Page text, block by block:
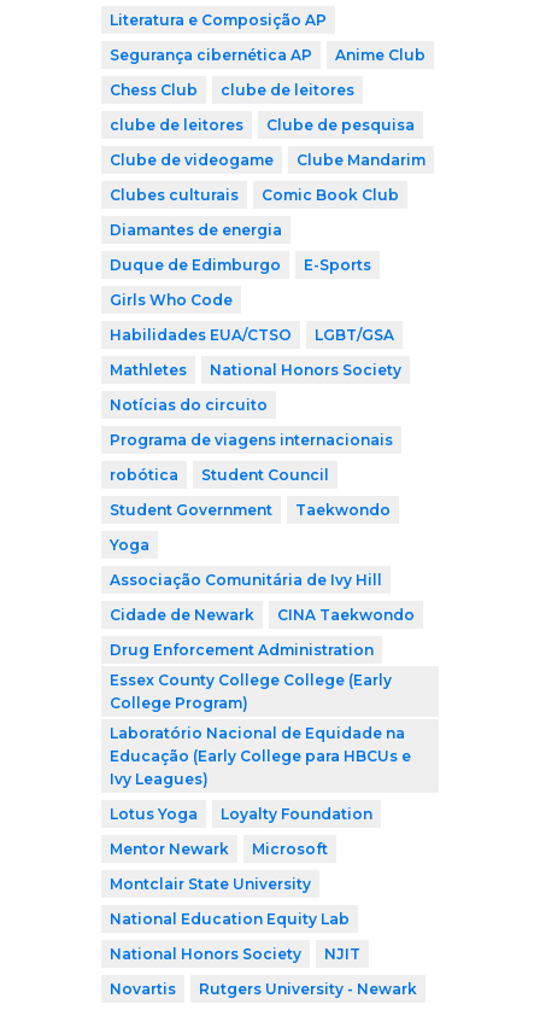
Literatura e Composição AP
Segurança cibernética AP
Anime Club
Chess Club
clube de leitores
clube de leitores
Clube de pesquisa
Clube de videogame
Clube Mandarim
Clubes culturais
Comic Book Club
Diamantes de energia
Duque de Edimburgo
E-Sports
Girls Who Code
Habilidades EUA/CTSO
LGBT/GSA
Mathletes
National Honors Society
Notícias do circuito
Programa de viagens internacionais
robótica
Student Council
Student Government
Taekwondo
Yoga
Associação Comunitária de Ivy Hill
Cidade de Newark
CINA Taekwondo
Drug Enforcement Administration
Essex County College College (Early
College Program)
Laboratório Nacional de Equidade na
Educação (Early College para HBCUs e
Ivy Leagues)
Lotus Yoga
Loyalty Foundation
Mentor Newark
Microsoft
Montclair State University
National Education Equity Lab
National Honors Society
NJIT
Novartis
Rutgers University - Newark